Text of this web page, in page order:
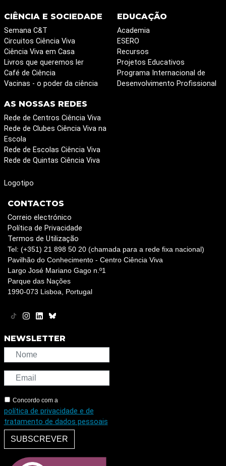
CIÊNCIA E SOCIEDADE
Semana C&T
Circuitos Ciência Viva
Ciência Viva em Casa
Livros que queremos ler
Café de Ciência
Vacinas - o poder da ciência
EDUCAÇÃO
Academia
ESERO
Recursos
Projetos Educativos
Programa Internacional de
Desenvolvimento Profissional
AS NOSSAS REDES
Rede de Centros Ciência Viva
Rede de Clubes Ciência Viva na
Escola
Rede de Escolas Ciência Viva
Rede de Quintas Ciência Viva
Logotipo
CONTACTOS
Correio electrónico
Política de Privacidade
Termos de Utilização
Tel: (+351) 21 898 50 20 (chamada para a rede fixa nacional)
Pavilhão do Conhecimento - Centro Ciência Viva
Largo José Mariano Gago n.º1
Parque das Nações
1990-073 Lisboa, Portugal
NEWSLETTER
Concordo com a
política de privacidade e de
tratamento de dados pessoais
SUBSCREVER